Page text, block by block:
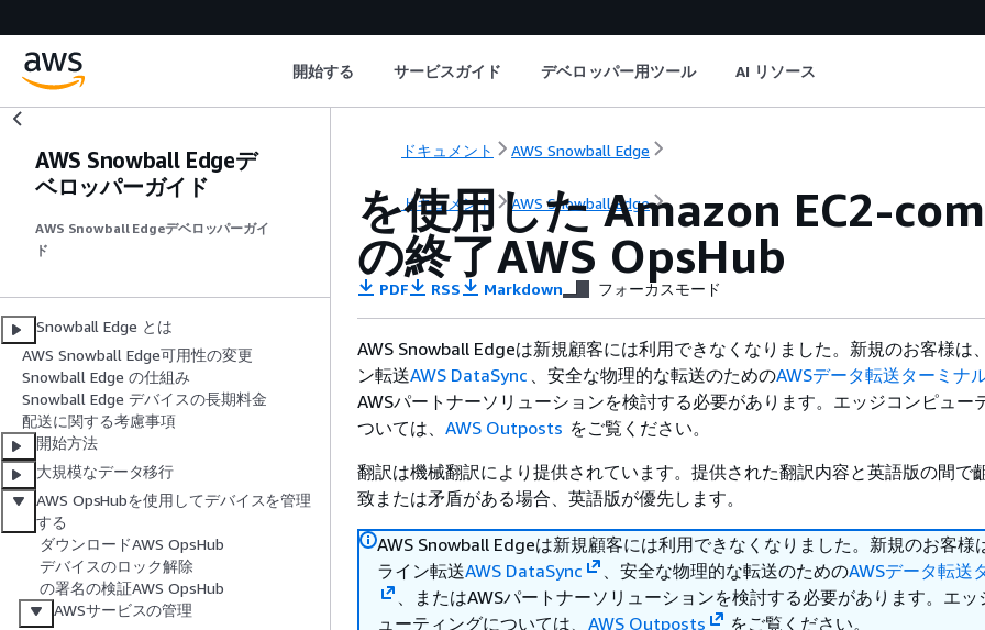
開始する サービスガイド デベロッパー用ツール AI リソース
AWS Snowball Edgeデ
ベロッパーガイド
AWS Snowball Edgeデベロッパーガイ
ド
Snowball Edge とは
AWS Snowball Edge可用性の変更
Snowball Edge の仕組み
Snowball Edge デバイスの長期料金
配送に関する考慮事項
開始方法
大規模なデータ移行
AWS OpsHubを使用してデバイスを管理
する
ダウンロードAWS OpsHub
デバイスのロック解除
の署名の検証AWS OpsHub
AWSサービスの管理
ドキュメント AWS Snowball Edge
ドキュメント AWS Snowball Edge
を使用した Amazon EC2-
の終了AWS OpsHub
PDF RSS Markdown フォーカスモード
AWS Snowball Edgeは新規顧客には利用できなくなりました。新規のお客様は
ン転送AWS DataSync 、安全な物理的な転送のためのAWSデータ転送ターミナ
AWSパートナーソリューションを検討する必要があります。エッジコンピュー
ついては、 AWS Outposts をご覧ください。
翻訳は機械翻訳により提供されています。提供された翻訳内容と英語版の間で
致または矛盾がある場合、英語版が優先します。
AWS Snowball Edgeは新規顧客には利用できなくなりました。新規のお客様
ライン転送AWS DataSync 、安全な物理的な転送のためのAWSデータ転送
、またはAWSパートナーソリューションを検討する必要があります。エッ
ューティングについては、 AWS Outposts
をご覧ください。